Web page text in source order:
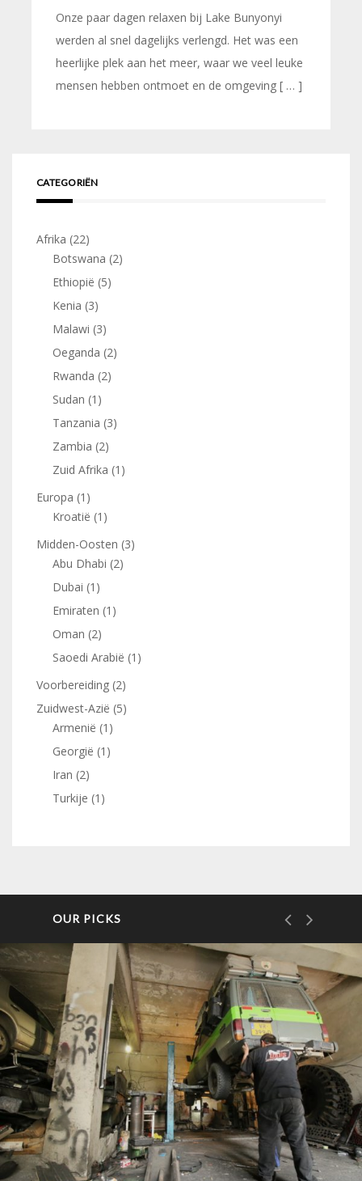
Onze paar dagen relaxen bij Lake Bunyonyi
werden al snel dagelijks verlengd. Het was een
heerlijke plek aan het meer, waar we veel leuke
mensen hebben ontmoet en de omgeving [ … ]
CATEGORIËN
Afrika (22)
Botswana (2)
Ethiopië (5)
Kenia (3)
Malawi (3)
Oeganda (2)
Rwanda (2)
Sudan (1)
Tanzania (3)
Zambia (2)
Zuid Afrika (1)
Europa (1)
Kroatië (1)
Midden-Oosten (3)
Abu Dhabi (2)
Dubai (1)
Emiraten (1)
Oman (2)
Saoedi Arabië (1)
Voorbereiding (2)
Zuidwest-Azië (5)
Armenië (1)
Georgië (1)
Iran (2)
Turkije (1)
OUR PICKS